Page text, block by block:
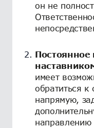
он не
Постоянное
имеет
обратиться к
напрямую,
направлению